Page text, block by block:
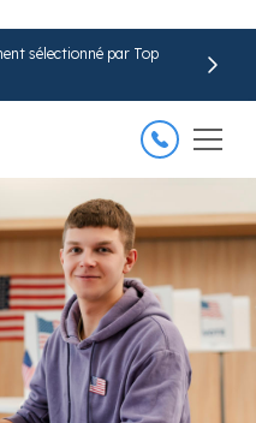
sélectionné par Top